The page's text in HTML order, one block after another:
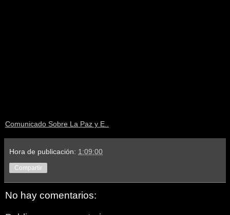
Comunicado Sobre La Paz y E..
Hora de publicación: 1:09:00
Compartir
No hay comentarios: